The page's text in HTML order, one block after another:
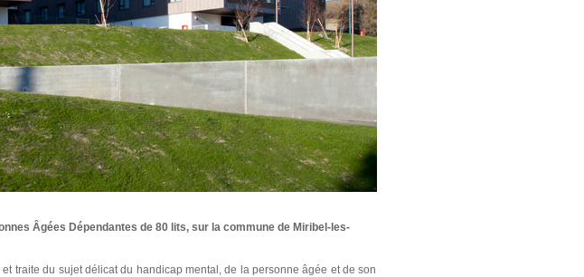
Âgées Dépendantes de 80 lits, sur la commune de Miribel-les-
traite du sujet délicat du handicap mental, de la personne âgée et de son